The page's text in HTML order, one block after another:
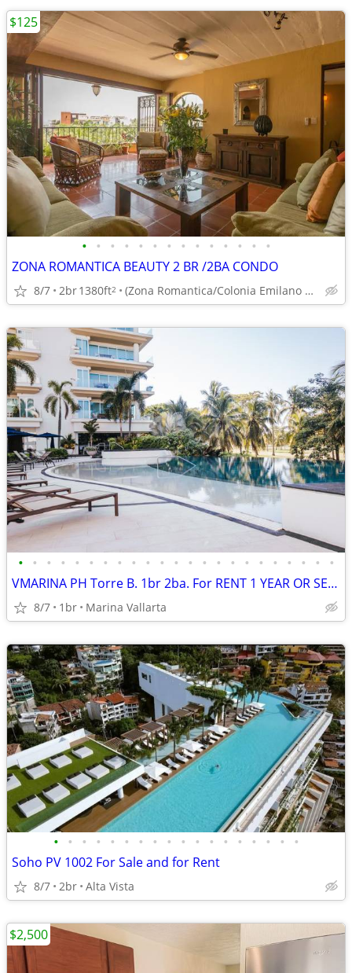
• • • • • • • • • • • • • •
ZONA ROMANTICA BEAUTY 2 BR /2BA CONDO
8/7 2br1380ft2 (Zona Romantica/Colonia Emilano Zapata)
$125
• • • • • • • • • • • • • • • • • • • • • • •
VMARINA PH Torre B. 1br 2ba. For RENT 1 YEAR OR SEASONAL 4 MONTHS MIN
8/7 1br Marina Vallarta
• • • • • • • • • • • • • • • • • •
Soho PV 1002 For Sale and for Rent
8/7 2br Alta Vista
$2,500